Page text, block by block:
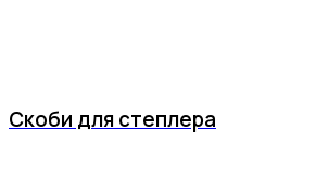
Скоби для степлера